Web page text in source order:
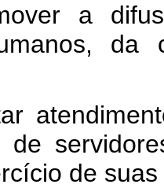
a
da
de
de